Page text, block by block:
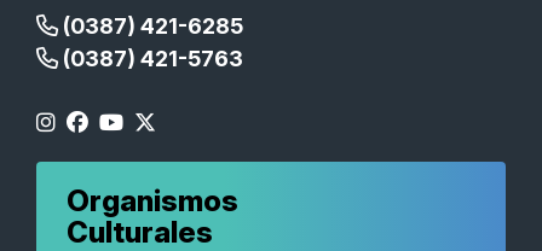
(0387) 421-6285
(0387) 421-5763
Organismos
Culturales